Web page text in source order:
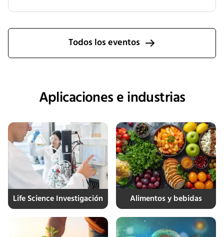
Todos los eventos
Aplicaciones e industrias
Life Science Investigación Alimentos y bebidas